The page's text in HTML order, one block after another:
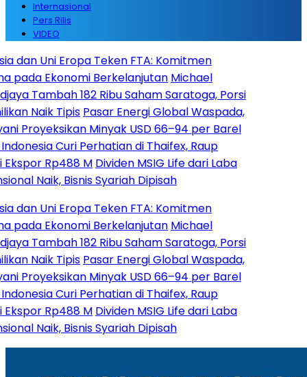
Internasional
Pers Rilis
VIDEO
Eropa Teken FTA: Komitmen
BerkelanjutanMichael
182 Ribu Saham Saratoga, Porsi
TipisPasar Energi Global Waspada,
Minyak USD 66–94 per Barel
Curi Perhatian di Thaifex, Raup
MDividen MSIG Life dari Laba
Bisnis Syariah Dipisah
Eropa Teken FTA: Komitmen
BerkelanjutanMichael
182 Ribu Saham Saratoga, Porsi
TipisPasar Energi Global Waspada,
Minyak USD 66–94 per Barel
Curi Perhatian di Thaifex, Raup
MDividen MSIG Life dari Laba
Bisnis Syariah Dipisah